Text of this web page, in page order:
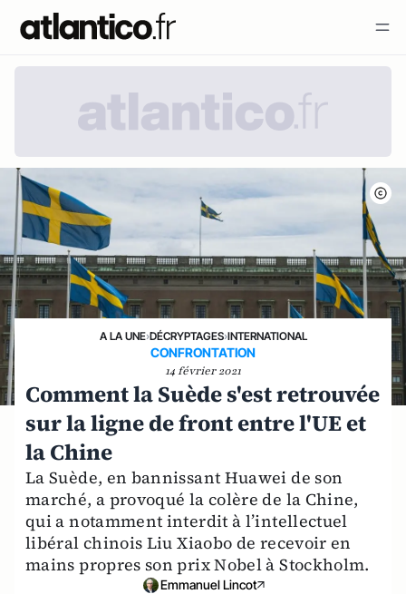
A LA UNE›DÉCRYPTAGES›INTERNATIONAL
CONFRONTATION
14 février 2021
Comment la Suède s'est retrouvée
sur la ligne de front entre l'UE et
la Chine
La Suède, en bannissant Huawei de son
marché, a provoqué la colère de la Chine,
qui a notamment interdit à l’intellectuel
libéral chinois Liu Xiaobo de recevoir en
mains propres son prix Nobel à Stockholm.
Emmanuel Lincot